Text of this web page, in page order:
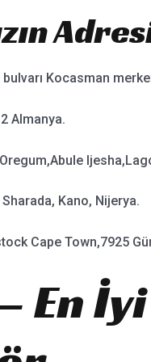
Kocasman
Almanya.
Kano, Nijerya.
Cape Town,7925
En